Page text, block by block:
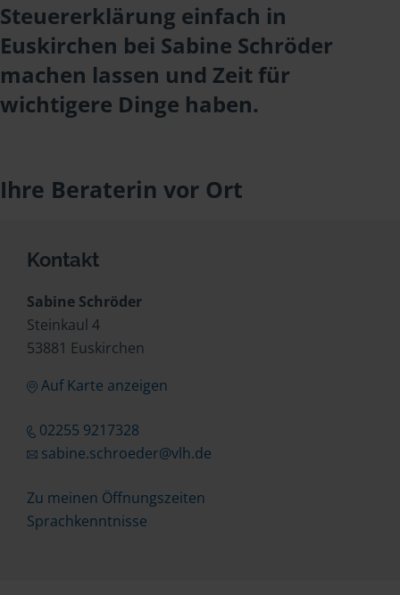
Steuererklärung einfach in
Euskirchen bei Sabine Schröder
machen lassen und Zeit für
wichtigere Dinge haben.
Ihre Beraterin vor Ort
Kontakt
Sabine Schröder
Steinkaul 4
53881 Euskirchen
Auf Karte anzeigen
02255 9217328
sabine.schroeder@vlh.de
Zu meinen Öffnungszeiten
Sprachkenntnisse